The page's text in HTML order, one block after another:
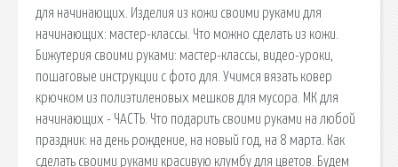
для начинающих. Изделия из кожи своими руками для
начинающих: мастер-классы. Что можно сделать из кожи.
Бижутерия своими руками: мастер-классы, видео-уроки,
пошаговые инструкции с фото для. Учимся вязать ковер
крючком из полиэтиленовых мешков для мусора. МК для
начинающих - ЧАСТЬ. Что подарить своими руками на любой
праздник: на день рождение, на новый год, на 8 марта. Как
сделать своими руками красивую клумбу для цветов. Будем